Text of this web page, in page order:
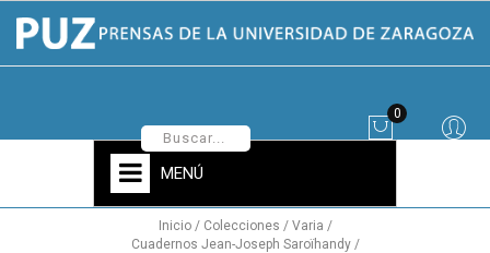
0
MENÚ
Inicio Colecciones
Varia
Cuadernos Jean-Joseph Saroïhandy